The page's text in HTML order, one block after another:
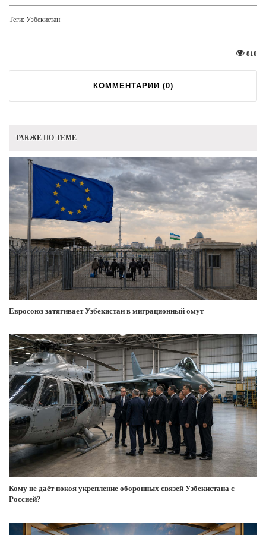
Теги: Узбекистан
810
КОММЕНТАРИИ (0)
ТАКЖЕ ПО ТЕМЕ
Евросоюз затягивает Узбекистан в миграционный омут
Кому не даёт покоя укрепление оборонных связей Узбекистана с
Россией?